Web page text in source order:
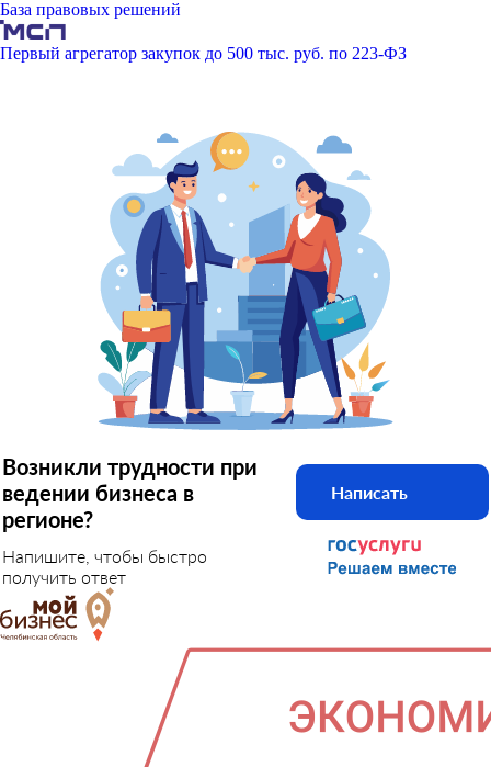
База правовых решений
Первый агрегатор закупок до 500 тыс. руб. по 223-ФЗ
Возникли трудности при
ведении бизнеса в
регионе?
Напишите, чтобы быстро
получить ответ
Написать